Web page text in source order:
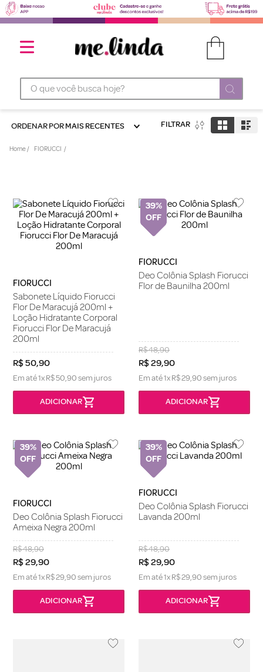
O que você busca hoje?
ORDENAR PORMAIS RECENTES FILTRAR
FIORUCCI
FIORUCCI
Sabonete Líquido Fiorucci
Flor De Maracujá 200ml +
Loção Hidratante Corporal
Fiorucci Flor De Maracujá
200ml
R$50,90
Em até1xR$50,90sem juros
39%
FIORUCCI
Deo Colônia Splash Fiorucci
Flor de Baunilha 200ml
R$48,90
R$29,90
Em até1xR$29,90sem juros
39%
FIORUCCI
Deo Colônia Splash Fiorucci
Ameixa Negra 200ml
R$48,90
R$29,90
Em até1xR$29,90sem juros
39%
FIORUCCI
Deo Colônia Splash Fiorucci
Lavanda 200ml
R$48,90
R$29,90
Em até1xR$29,90sem juros